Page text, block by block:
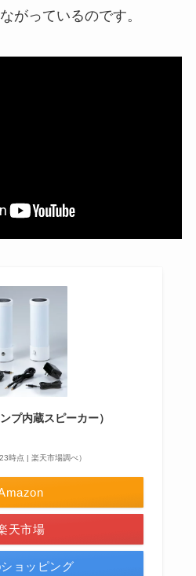
がっているのです。
プ内蔵スピーカー）
時点 | 楽天市場調べ）
天市場
ョッピング